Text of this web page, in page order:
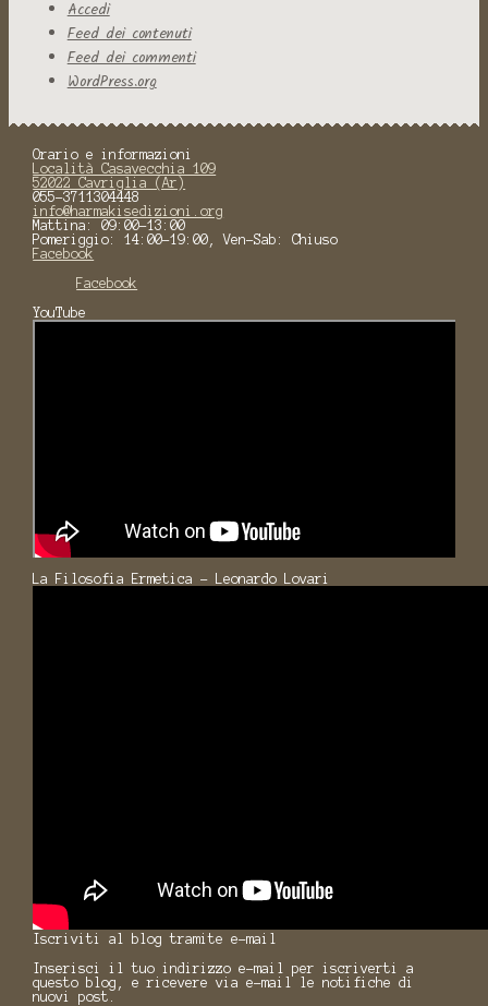
Accedi
Feed dei contenuti
Feed dei commenti
WordPress.org
Orario e informazioni
Località Casavecchia 109
52022 Cavriglia (Ar)
055-3711304448
info@harmakisedizioni.org
Mattina: 09:00-13:00
Pomeriggio: 14:00-19:00, Ven-Sab: Chiuso
Facebook
Facebook
YouTube
La Filosofia Ermetica - Leonardo Lovari
Iscriviti al blog tramite e-mail
Inserisci il tuo indirizzo e-mail per iscriverti a
questo blog, e ricevere via e-mail le notifiche di
nuovi post.